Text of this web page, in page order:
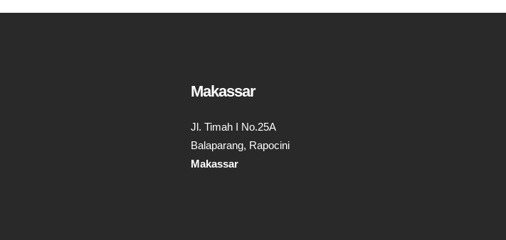
Makassar
Jl. Timah I No.25A
Balaparang, Rapocini
Makassar